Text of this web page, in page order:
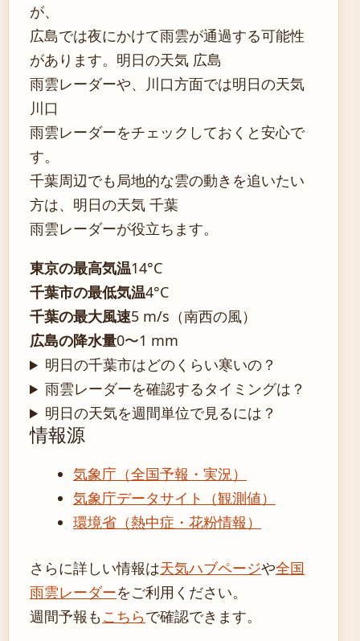
が、
広島では夜にかけて雨雲が通過する可能性
があります。明日の天気 広島
雨雲レーダーや、川口方面では明日の天気
川口
雨雲レーダーをチェックしておくと安心で
す。
千葉周辺でも局地的な雲の動きを追いたい
方は、明日の天気 千葉
雨雲レーダーが役立ちます。
東京の最高気温14°C
千葉市の最低気温4°C
千葉の最大風速5 m/s（南西の風）
広島の降水量0〜1 mm
明日の千葉市はどのくらい寒いの？
雨雲レーダーを確認するタイミングは？
明日の天気を週間単位で見るには？
情報源
気象庁（全国予報・実況）
気象庁データサイト（観測値）
環境省（熱中症・花粉情報）
さらに詳しい情報は天気ハブページや全国
雨雲レーダーをご利用ください。
週間予報も こちらで確認できます。